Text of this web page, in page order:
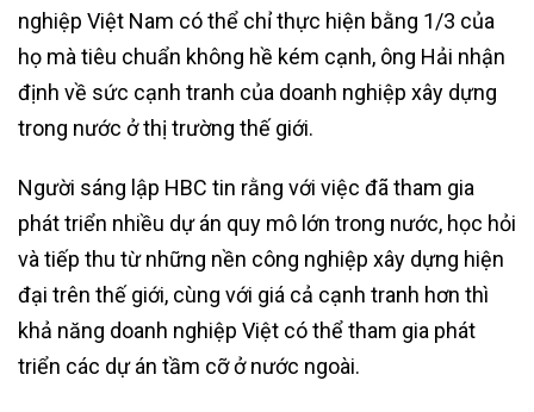
nghiệp Việt Nam có thể chỉ thực hiện bằng 1/3 của
họ mà tiêu chuẩn không hề kém cạnh, ông Hải nhận
định về sức cạnh tranh của doanh nghiệp xây dựng
trong nước ở thị trường thế giới.
Người sáng lập HBC tin rằng với việc đã tham gia
phát triển nhiều dự án quy mô lớn trong nước, học hỏi
và tiếp thu từ những nền công nghiệp xây dựng hiện
đại trên thế giới, cùng với giá cả cạnh tranh hơn thì
khả năng doanh nghiệp Việt có thể tham gia phát
triển các dự án tầm cỡ ở nước ngoài.